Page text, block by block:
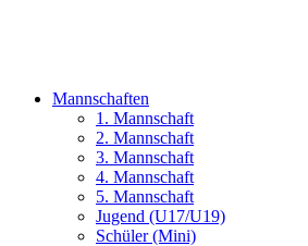
Mannschaften
1. Mannschaft
2. Mannschaft
3. Mannschaft
4. Mannschaft
5. Mannschaft
Jugend (U17/U19)
Schüler (Mini)